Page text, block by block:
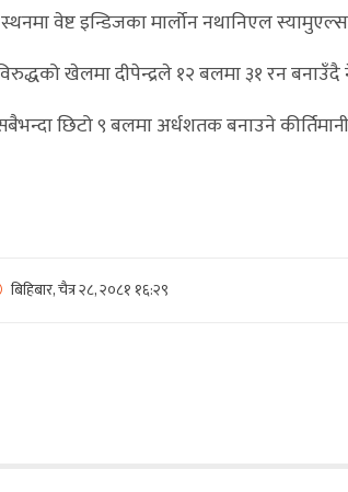
वेष्ट इन्डिजका मार्लोन नथानिएल
खेलमा दीपेन्द्रले १२ बलमा ३१ रन बनाउँदै
छिटो ९ बलमा अर्धशतक बनाउने
बिहिबार, चैत्र २८, २०८१ १६:२९